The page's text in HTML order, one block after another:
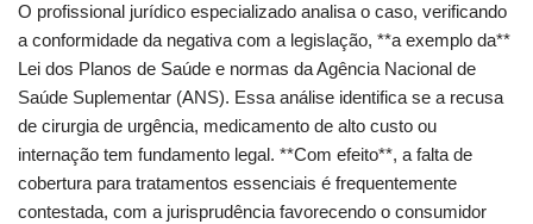
O profissional jurídico especializado analisa o caso, verificando
a conformidade da negativa com a legislação, **a exemplo da**
Lei dos Planos de Saúde e normas da Agência Nacional de
Saúde Suplementar (ANS). Essa análise identifica se a recusa
de cirurgia de urgência, medicamento de alto custo ou
internação tem fundamento legal. **Com efeito**, a falta de
cobertura para tratamentos essenciais é frequentemente
contestada, com a jurisprudência favorecendo o consumidor